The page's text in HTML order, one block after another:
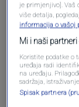
je primjenjivo]. Vaš
više detalja,
informacija o vašoj
Mi i naši
Koristite podatke o
uređaja radi
na uređaju.
sadržaja,
Spisak partnera